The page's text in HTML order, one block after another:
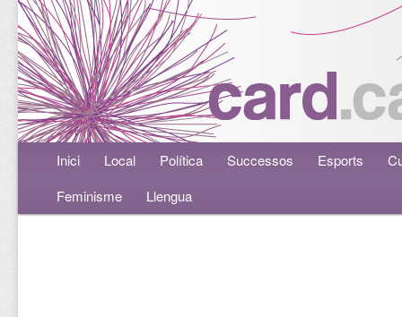
Menú principalAneu al contingut principal
Aneu al contingut secundari
Inici Local Política Successos Esports
Feminisme
Llengua